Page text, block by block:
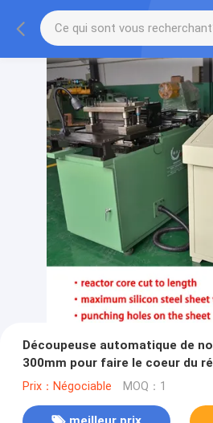
Découpeuse automatique de
300mm pour faire le coeur du
Prix：Négociable MOQ：1